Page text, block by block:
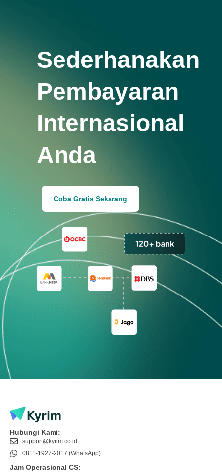
Sederhanakan
Pembayaran
Internasional
Anda
Coba Gratis Sekarang
Hubungi Kami:
support@kyrim.co.id
0811-1927-2017 (WhatsApp)
Jam Operasional CS: